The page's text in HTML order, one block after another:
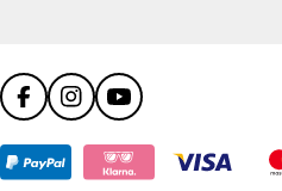
FacebookInstagramYouTube
Zahlungsmethoden